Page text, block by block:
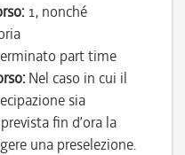
1, nonché
part time
Nel caso in cui il
sia
fin d’ora la
una preselezione.